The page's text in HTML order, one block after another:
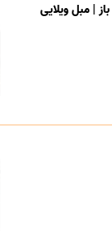
| مبل ویلایی